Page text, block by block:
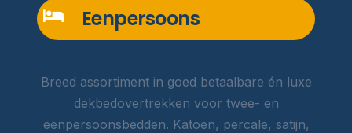
Eenpersoons
Breed assortiment in goed betaalbare én luxe
dekbedovertrekken voor twee- en
eenpersoonsbedden. Katoen, percale, satijn,